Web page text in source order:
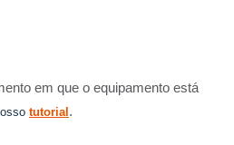
em que o equipamento está
tutorial .